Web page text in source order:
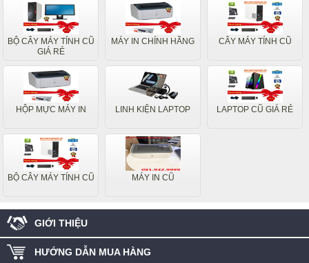
BỘ CÂY MÁY TÍNH CŨ
GIÁ RẺ
MÁY IN CHÍNH HÃNG CÂY MÁY TÍNH CŨ
HỘP MỰC MÁY IN LINH KIỆN LAPTOP LAPTOP CŨ GIÁ RẺ
BỘ CÂY MÁY TÍNH CŨ MÁY IN CŨ
GIỚI THIỆU
HƯỚNG DẪN MUA HÀNG